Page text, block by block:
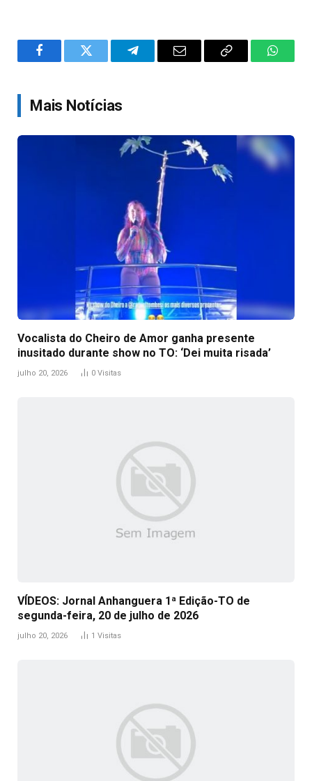
FacebookTwitter TelegramEmail
Copy
Mais Notícias
Vocalista do Cheiro de Amor ganha presente
inusitado durante show no TO: ‘Dei muita risada’
julho 20, 2026 0 Visitas
VÍDEOS: Jornal Anhanguera 1ª Edição-TO de
segunda-feira, 20 de julho de 2026
julho 20, 2026 1 Visitas